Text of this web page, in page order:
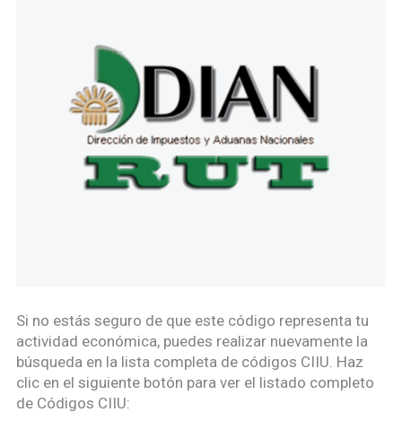
Si no estás seguro de que este código representa tu
actividad económica, puedes realizar nuevamente la
búsqueda en la lista completa de códigos CIIU. Haz
clic en el siguiente botón para ver el listado completo
de Códigos CIIU: